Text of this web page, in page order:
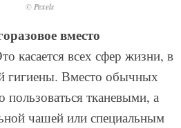
© Pexels
вместо
касается всех сфер жизни, в
гигиены. Вместо обычных
тканевыми, а
чашей или специальным